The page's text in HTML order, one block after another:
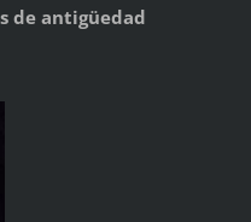
de antigüedad